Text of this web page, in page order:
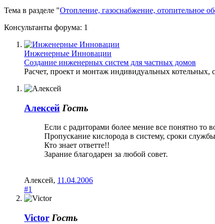
Тема в разделе "Отопление, газоснабжение, отопительное
Консультанты форума: 1
Инженерные Инновации
Создание инженерных систем для частных домов
Расчет, проект и монтаж индивидуальных котельных,
Алексей Гость
Если с радиторами более мение все понятно то
Пропускание кислорода в систему, сроки
Кто знает ответте!!
Зарание благодарен за любой совет.
Алексей, 11.04.2006
#1
Victor Гость